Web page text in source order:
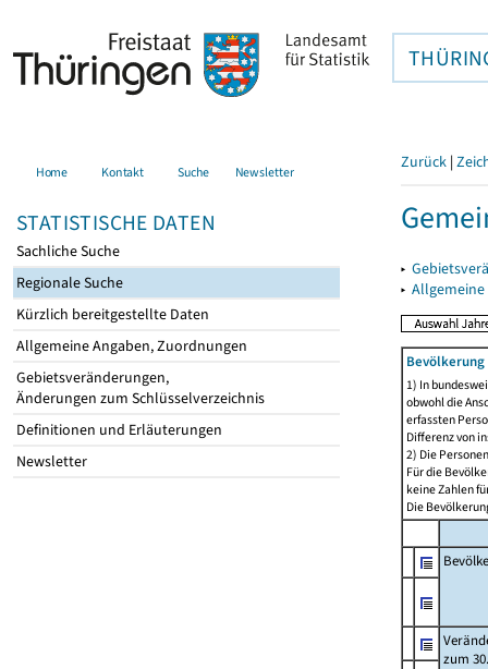
Home Kontakt Suche Newsletter
STATISTISCHE DATEN
Sachliche Suche
Regionale Suche
Kürzlich bereitgestellte Daten
Allgemeine Angaben, Zuordnungen
Gebietsveränderungen,
Änderungen zum Schlüsselverzeichnis
Definitionen und Erläuterungen
Newsletter
Zurück |
▸
▸
1) In
obwohl die
erfassten
Differenz von
2) Die
Für die
keine Zahlen
Die
zum